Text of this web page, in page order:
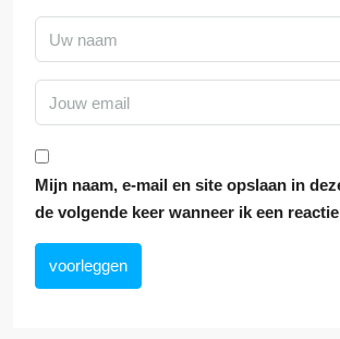
Mijn naam, e-mail en site opslaan in
de volgende keer wanneer ik een
voorleggen